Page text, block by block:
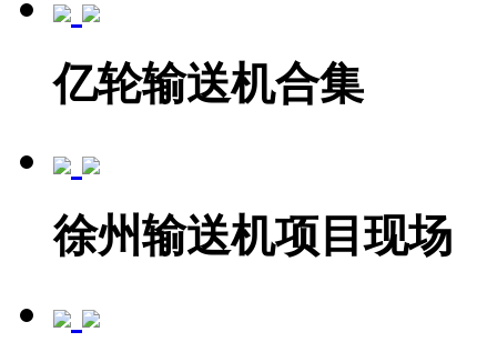
亿轮输送机合集
徐州输送机项目现场